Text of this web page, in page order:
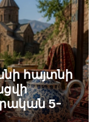
հայտնի
5-